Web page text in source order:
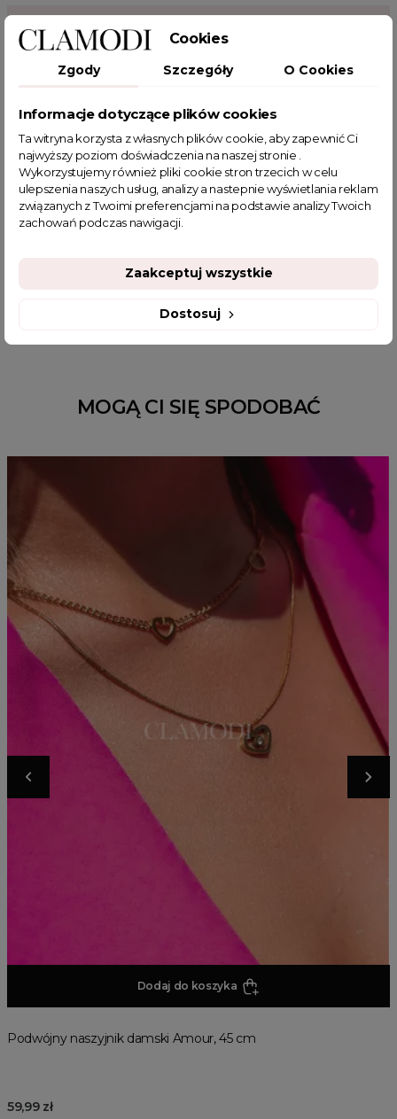
modne mokasyny
mokasyny z imitacji skóry
mokasyny z platformą
mokasyny z żłobieniem
mokasyny na eleganckie stylizacj
mokasyny na codzienne stylizacje
ponadczasowe mokasyny
mokasyny
mokasyny damskie
wygodne buty wiosenne damskie
buty mokasyny damskie
buty jesienne damskie
buty wiosenne
niespotykane buty damskie
MOGĄ CI SIĘ SPODOBAĆ
Dodaj do koszyka
Podwójny naszyjnik damski Amour, 45 cm
59,99 zł
Cookies
Zgody Szczegóły O Cookies
Informacje dotyczące plików cookies
Ta witryna korzysta z własnych plików cookie, aby zapewnić Ci
najwyższy poziom doświadczenia na naszej stronie .
Wykorzystujemy również pliki cookie stron trzecich w celu
ulepszenia naszych usług, analizy a nastepnie wyświetlania reklam
związanych z Twoimi preferencjami na podstawie analizy Twoich
zachowań podczas nawigacji.
Dostosuj
Zaakceptuj wszystkie